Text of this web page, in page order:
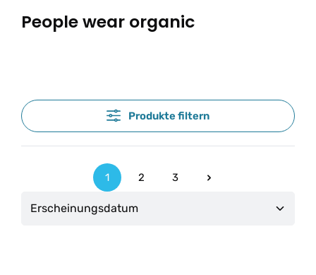
People wear organic
Produkte filtern
Seite
1
Seite
2
Seite
3